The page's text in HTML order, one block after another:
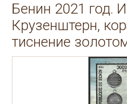
Бенин 2021 год.
Крузенштерн,
тиснение